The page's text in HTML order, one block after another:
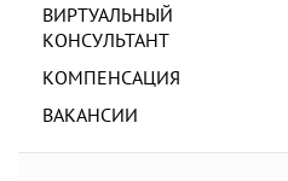
ВИРТУАЛЬНЫЙ
КОНСУЛЬТАНТ
КОМПЕНСАЦИЯ
ВАКАНСИИ